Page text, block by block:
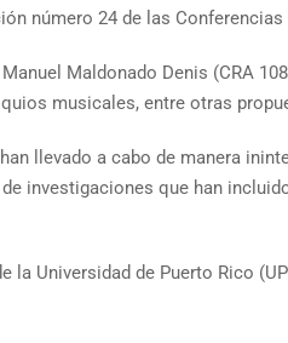
número 24 de las Conferencias
Maldonado Denis (CRA
musicales, entre otras
llevado a cabo de manera
investigaciones que han
la Universidad de Puerto Rico